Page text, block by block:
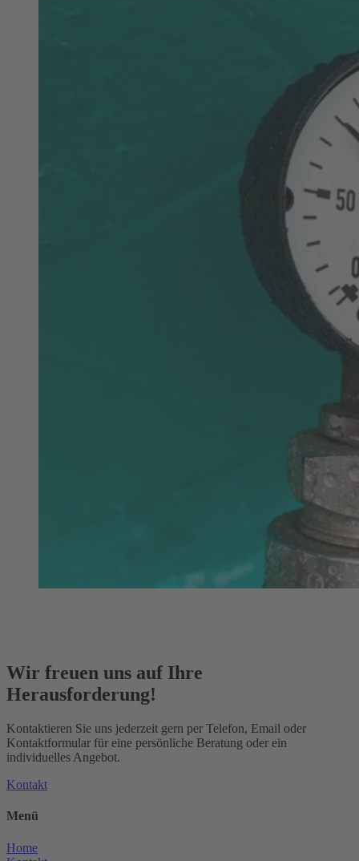
Wir freuen uns auf Ihre
Herausforderung!
Kontaktieren Sie uns jederzeit gern per Telefon, Email oder
Kontaktformular für eine persönliche Beratung oder ein
individuelles Angebot.
Kontakt
Menü
Home